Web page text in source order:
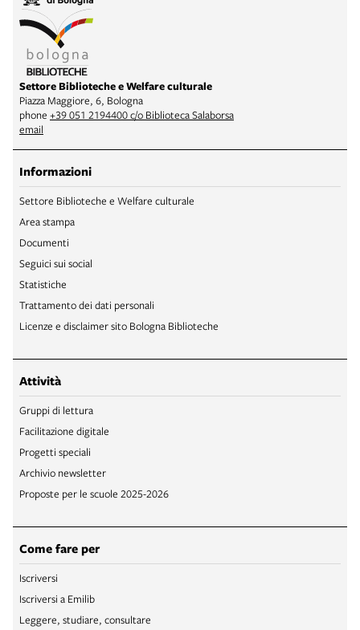
Settore Biblioteche e Welfare culturale
Piazza Maggiore, 6, Bologna
phone +39 051 2194400 c/o Biblioteca Salaborsa
email
Informazioni
Settore Biblioteche e Welfare culturale
Area stampa
Documenti
Seguici sui social
Statistiche
Trattamento dei dati personali
Licenze e disclaimer sito Bologna Biblioteche
Attività
Gruppi di lettura
Facilitazione digitale
Progetti speciali
Archivio newsletter
Proposte per le scuole 2025-2026
Come fare per
Iscriversi
Iscriversi a Emilib
Leggere, studiare, consultare